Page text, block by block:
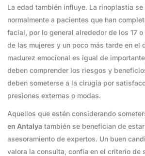
La edad también influye. La rinoplastia se
normalmente a pacientes que han
facial, por lo general alrededor de los 17 o
de las mujeres y un poco más tarde en el
madurez emocional es igual de
deben comprender los riesgos y
deben someterse a la cirugía por
presiones externas o modas.
Aquellos que estén considerando
en Antalya también se benefician de
asesoramiento de expertos. Un buen
valora la consulta, confía en el criterio de